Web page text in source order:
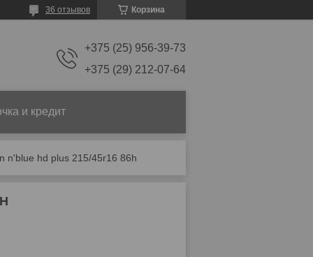
Корзина
36 отзывов
+375 (25) 956-39-73
+375 (29) 212-07-64
и кредит
n'blue hd plus 215/45r16 86h